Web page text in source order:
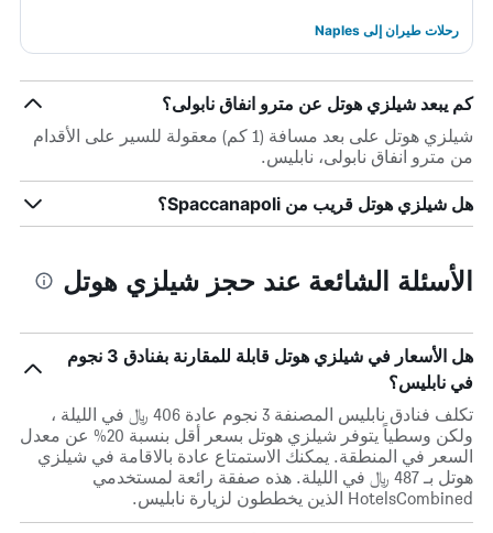
رحلات طيران إلى Naples
كم يبعد شيلزي هوتل عن مترو انفاق نابولى؟
شيلزي هوتل على بعد مسافة (1 كم) معقولة للسير على الأقدام
من مترو انفاق نابولى، نابليس.
هل شيلزي هوتل قريب من Spaccanapoli؟
الأسئلة الشائعة عند حجز شيلزي هوتل
هل الأسعار في شيلزي هوتل قابلة للمقارنة بفنادق 3 نجوم
في نابليس؟
تكلف فنادق نابليس المصنفة 3 نجوم عادة 406 ﷼ في الليلة ،
ولكن وسطياً يتوفر شيلزي هوتل بسعر أقل بنسبة 20% عن معدل
السعر في المنطقة. يمكنك الاستمتاع عادة بالاقامة في شيلزي
هوتل بـ 487 ﷼ في الليلة. هذه صفقة رائعة لمستخدمي
HotelsCombined الذين يخططون لزيارة نابليس.